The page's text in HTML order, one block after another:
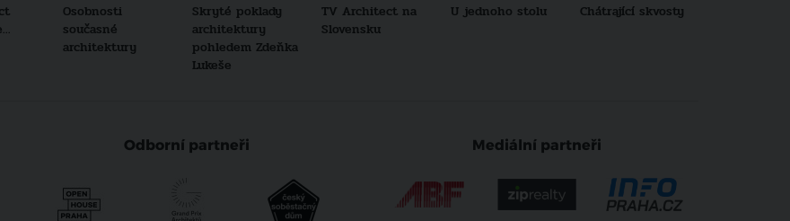
Osobnosti
současné
architektury
Skryté poklady
architektury
pohledem Zdeňka
Lukeše
TV Architect na
Slovensku
U jednoho stolu Chátrající skvosty
Odborní partneři Mediální partneři